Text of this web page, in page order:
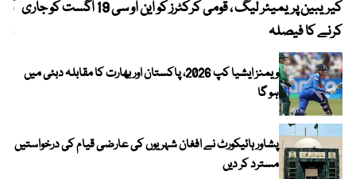
کیریبین پریمیئر لیگ ، قومی کرکٹرز کو این او سی 19 اگست کو جاری
کرنے کا فیصلہ
ویمنز ایشیا کپ 2026، پاکستان اور بھارت کا مقابلہ دبئی میں
ہو گا
پشاور ہائیکورٹ نے افغان شہریوں کی عارضی قیام کی درخواستیں
مسترد کر دیں